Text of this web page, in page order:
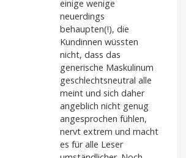
einige wenige
neuerdings
behaupten(!), die
Kundinnen wüssten
nicht, dass das
generische Maskulinum
geschlechtsneutral alle
meint und sich daher
angeblich nicht genug
angesprochen fühlen,
nervt extrem und macht
es für alle Leser